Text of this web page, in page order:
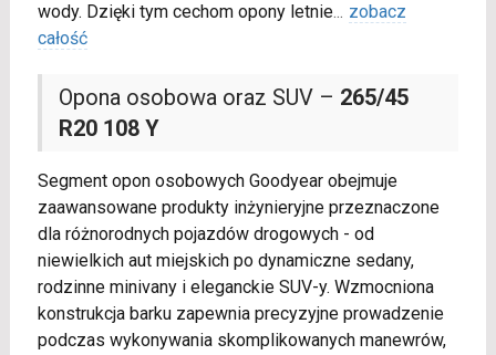
wody. Dzięki tym cechom opony letnie... zobacz
całość
Opona osobowa oraz SUV – 265/45
R20 108 Y
Segment opon osobowych Goodyear obejmuje
zaawansowane produkty inżynieryjne przeznaczone
dla różnorodnych pojazdów drogowych - od
niewielkich aut miejskich po dynamiczne sedany,
rodzinne minivany i eleganckie SUV-y. Wzmocniona
konstrukcja barku zapewnia precyzyjne prowadzenie
podczas wykonywania skomplikowanych manewrów,